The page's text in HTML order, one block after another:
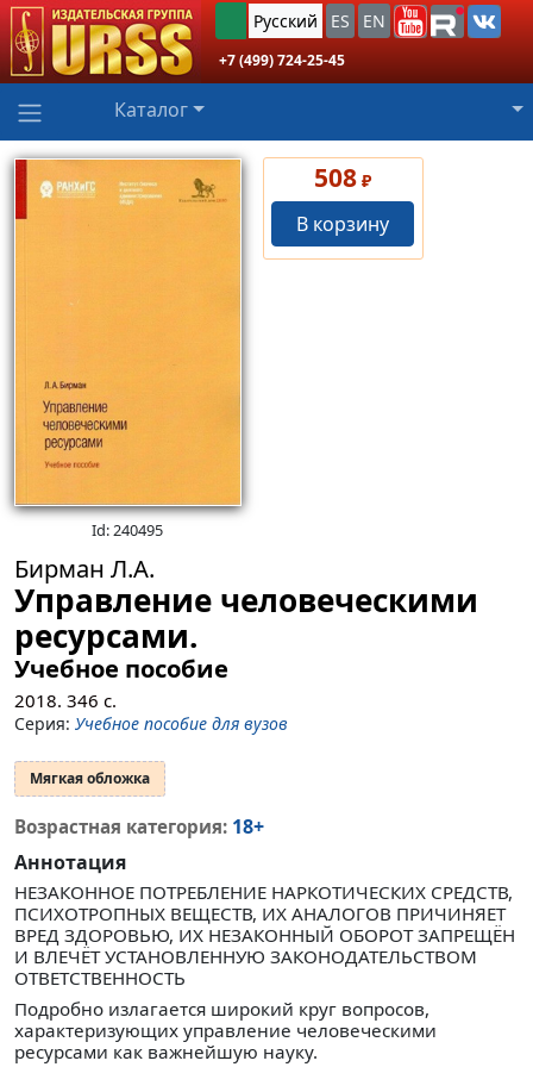
Русский ES EN
+7 (499) 724-25-45
Каталог
Id: 240495
508 ₽
В корзину
Бирман Л.А.
Управление человеческими
ресурсами.
Учебное пособие
2018. 346 с.
Серия: Учебное пособие для вузов
Мягкая обложка
Возрастная категория: 18+
Аннотация
НЕЗАКОННОЕ ПОТРЕБЛЕНИЕ НАРКОТИЧЕСКИХ СРЕДСТВ,
ПСИХОТРОПНЫХ ВЕЩЕСТВ, ИХ АНАЛОГОВ ПРИЧИНЯЕТ
ВРЕД ЗДОРОВЬЮ, ИХ НЕЗАКОННЫЙ ОБОРОТ ЗАПРЕЩЁН
И ВЛЕЧЁТ УСТАНОВЛЕННУЮ ЗАКОНОДАТЕЛЬСТВОМ
ОТВЕТСТВЕННОСТЬ
Подробно излагается широкий круг вопросов,
характеризующих управление человеческими
ресурсами как важнейшую науку.